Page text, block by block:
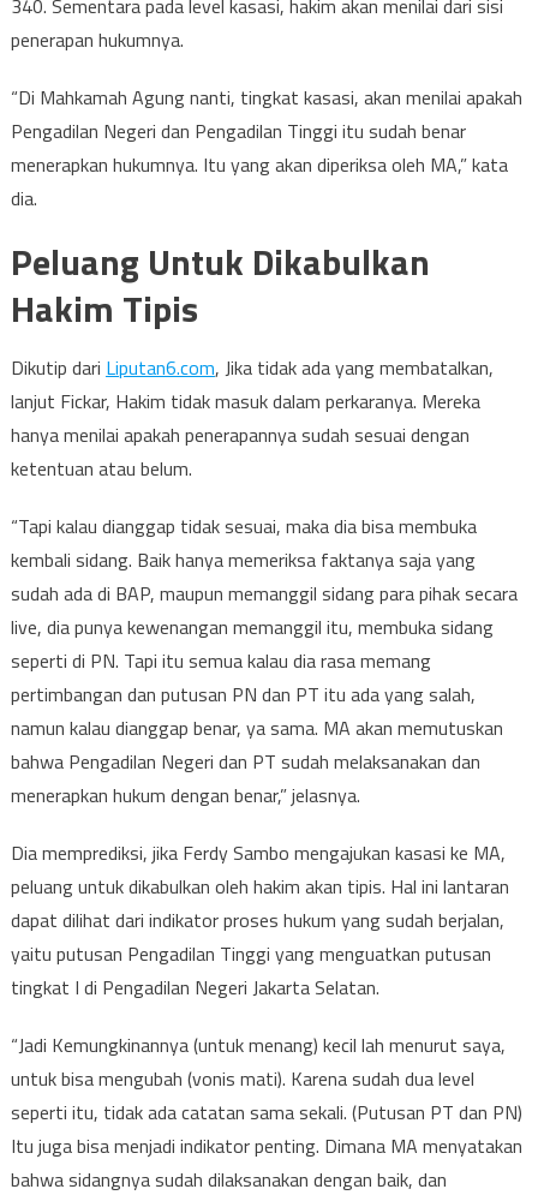
340. Sementara pada level kasasi, hakim akan menilai dari sisi
penerapan hukumnya.
“Di Mahkamah Agung nanti, tingkat kasasi, akan menilai apakah
Pengadilan Negeri dan Pengadilan Tinggi itu sudah benar
menerapkan hukumnya. Itu yang akan diperiksa oleh MA,” kata
dia.
Peluang Untuk Dikabulkan
Hakim Tipis
Dikutip dari Liputan6.com, Jika tidak ada yang membatalkan,
lanjut Fickar, Hakim tidak masuk dalam perkaranya. Mereka
hanya menilai apakah penerapannya sudah sesuai dengan
ketentuan atau belum.
“Tapi kalau dianggap tidak sesuai, maka dia bisa membuka
kembali sidang. Baik hanya memeriksa faktanya saja yang
sudah ada di BAP, maupun memanggil sidang para pihak secara
live, dia punya kewenangan memanggil itu, membuka sidang
seperti di PN. Tapi itu semua kalau dia rasa memang
pertimbangan dan putusan PN dan PT itu ada yang salah,
namun kalau dianggap benar, ya sama. MA akan memutuskan
bahwa Pengadilan Negeri dan PT sudah melaksanakan dan
menerapkan hukum dengan benar,” jelasnya.
Dia memprediksi, jika Ferdy Sambo mengajukan kasasi ke MA,
peluang untuk dikabulkan oleh hakim akan tipis. Hal ini lantaran
dapat dilihat dari indikator proses hukum yang sudah berjalan,
yaitu putusan Pengadilan Tinggi yang menguatkan putusan
tingkat I di Pengadilan Negeri Jakarta Selatan.
“Jadi Kemungkinannya (untuk menang) kecil lah menurut saya,
untuk bisa mengubah (vonis mati). Karena sudah dua level
seperti itu, tidak ada catatan sama sekali. (Putusan PT dan PN)
Itu juga bisa menjadi indikator penting. Dimana MA menyatakan
bahwa sidangnya sudah dilaksanakan dengan baik, dan